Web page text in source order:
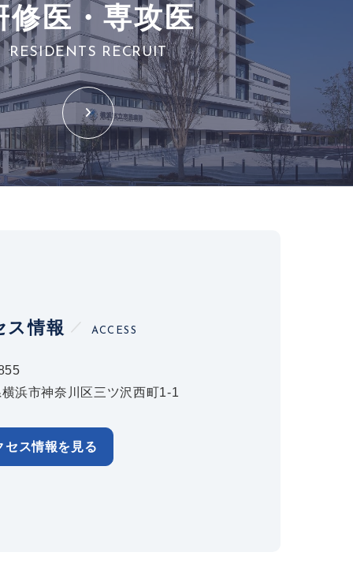
修医・専攻医
RESIDENTS RECRUIT
ス情報 ACCESS
浜市神奈川区三ツ沢西町1-1
セス情報を見る